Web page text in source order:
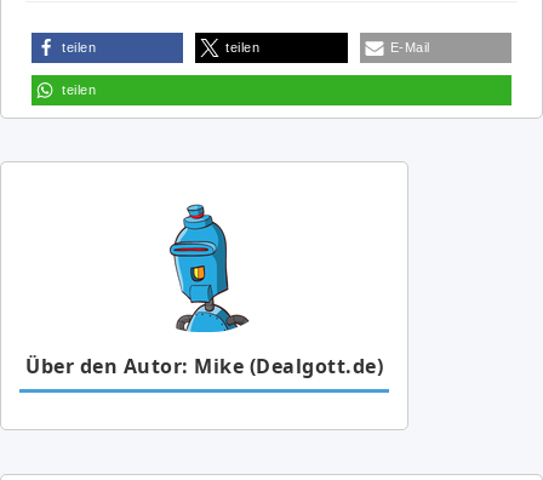
teilen teilen E-Mail
teilen
Über den Autor: Mike (Dealgott.de)